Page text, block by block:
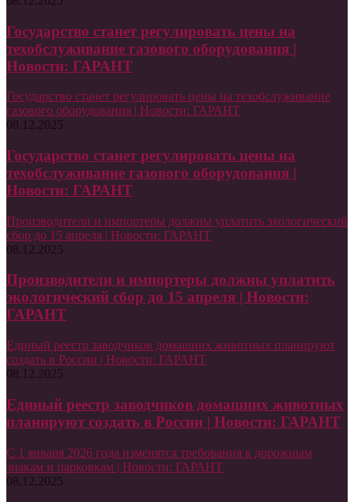
Государство станет регулировать цены на
техобслуживание газового оборудования |
Новости: ГАРАНТ
Государство станет регулировать цены на техобслуживание
газового оборудования | Новости: ГАРАНТ
08.12.2025
Государство станет регулировать цены на
техобслуживание газового оборудования |
Новости: ГАРАНТ
Производители и импортеры должны уплатить экологический
сбор до 15 апреля | Новости: ГАРАНТ
08.12.2025
Производители и импортеры должны уплатить
экологический сбор до 15 апреля | Новости:
ГАРАНТ
Единый реестр заводчиков домашних животных планируют
создать в России | Новости: ГАРАНТ
08.12.2025
Единый реестр заводчиков домашних животных
планируют создать в России | Новости: ГАРАНТ
С 1 января 2026 года изменятся требования к дорожным
знакам и парковкам | Новости: ГАРАНТ
08.12.2025